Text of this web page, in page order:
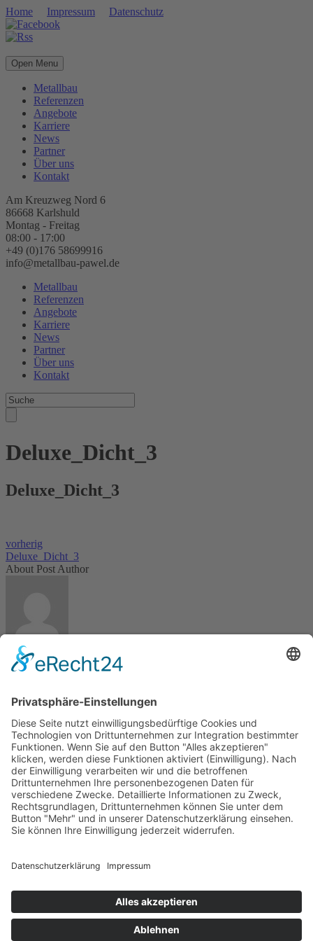
Home Impressum Datenschutz
Open Menu
Metallbau
Referenzen
Angebote
Karriere
News
Partner
Über uns
Kontakt
Am Kreuzweg Nord 6
86668 Karlshuld
Montag - Freitag
08:00 - 17:00
+49 (0)176 58699916
info@metallbau-pawel.de
Metallbau
Referenzen
Angebote
Karriere
News
Partner
Über uns
Kontakt
Deluxe_Dicht_3
Deluxe_Dicht_3
vorherig
Deluxe_Dicht_3
About Post Author
Max
Kontakt
Meisterbetrieb Metallbau Manuel Pawel
86668 Karlshuld
Telefon: +49 (0)176 58699916
E-Mail:info@metallbau-pawel.de
Projekte